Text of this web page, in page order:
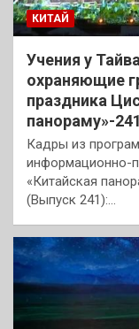
КИТАЙ
Учения у
охраняющие
праздника
панораму»-241
Кадры из
информационно-
«Китайская
(Выпуск 241):…